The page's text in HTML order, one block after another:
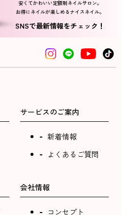
安くてかわいい定額制ネイルサロン。
お得にネイルが楽しめるナイスネイル。
SNSで最新情報をチェック！
サービスのご案内
新着情報
よくあるご質問
会社情報
コンセプト